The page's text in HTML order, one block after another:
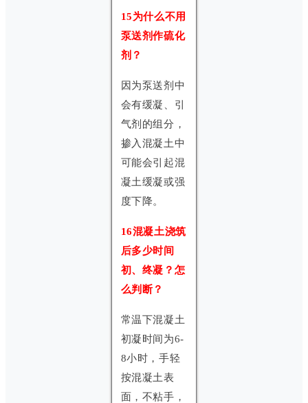
15为什么不用
泵送剂作硫化
剂？
因为泵送剂中
会有缓凝、引
气剂的组分，
掺入混凝土中
可能会引起混
凝土缓凝或强
度下降。
16混凝土浇筑
后多少时间
初、终凝？怎
么判断？
常温下混凝土
初凝时间为6-
8小时，手轻
按混凝土表
面，不粘手，